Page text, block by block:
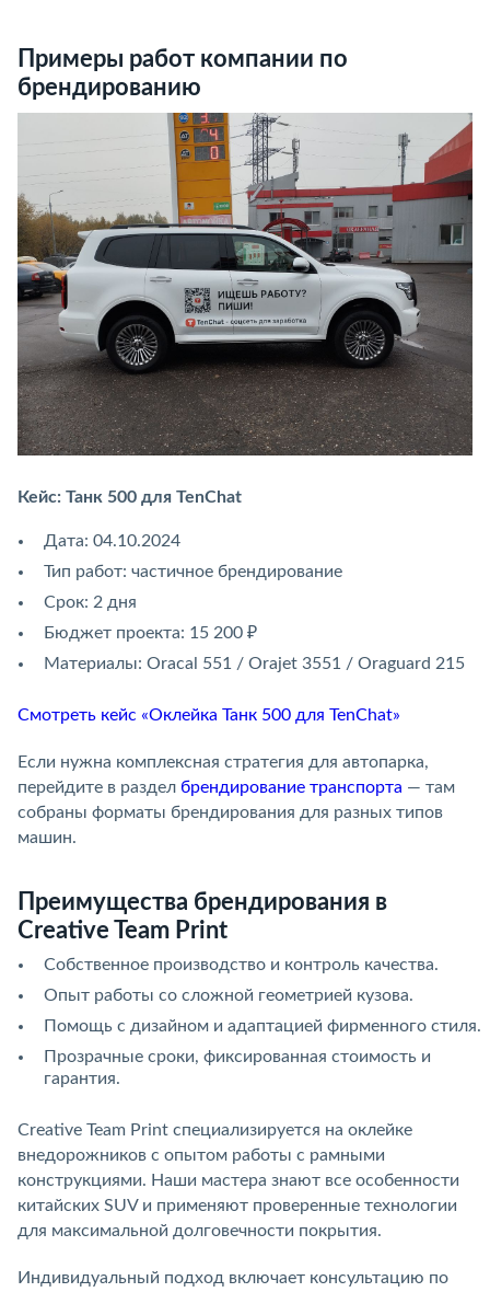
Примеры работ компании по
брендированию
Кейс: Танк 500 для TenChat
Дата: 04.10.2024
Тип работ: частичное брендирование
Срок: 2 дня
Бюджет проекта: 15 200 ₽
Материалы: Oracal 551 / Orajet 3551 / Oraguard 215
Смотреть кейс «Оклейка Танк 500 для TenChat»
Если нужна комплексная стратегия для автопарка,
перейдите в раздел брендирование транспорта — там
собраны форматы брендирования для разных типов
машин.
Преимущества брендирования в
Creative Team Print
Собственное производство и контроль качества.
Опыт работы со сложной геометрией кузова.
Помощь с дизайном и адаптацией фирменного стиля.
Прозрачные сроки, фиксированная стоимость и
гарантия.
Creative Team Print специализируется на оклейке
внедорожников с опытом работы с рамными
конструкциями. Наши мастера знают все особенности
китайских SUV и применяют проверенные технологии
для максимальной долговечности покрытия.
Индивидуальный подход включает консультацию по